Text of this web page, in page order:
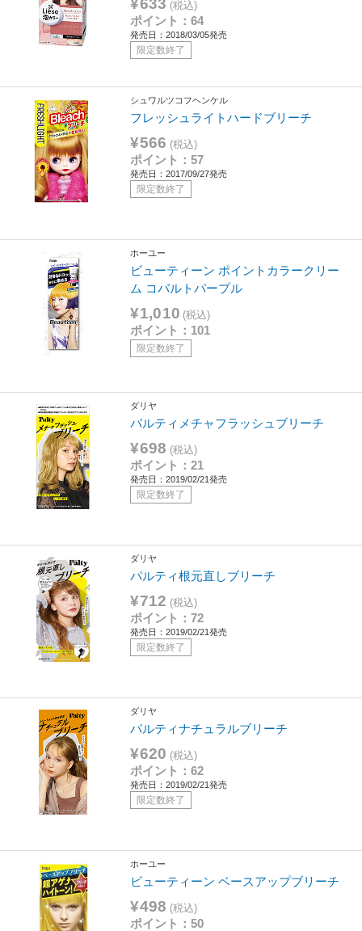
¥633 (税込)
ポイント：64
発売日：2018/03/05発売
限定数終了
シュワルツコフヘンケル
フレッシュライトハードブリーチ
¥566 (税込)
ポイント：57
発売日：2017/09/27発売
限定数終了
ホーユー
ビューティーン ポイントカラークリー
ム コバルトパープル
¥1,010 (税込)
ポイント：101
限定数終了
ダリヤ
パルティメチャフラッシュブリーチ
¥698 (税込)
ポイント：21
発売日：2019/02/21発売
限定数終了
ダリヤ
パルティ根元直しブリーチ
¥712 (税込)
ポイント：72
発売日：2019/02/21発売
限定数終了
ダリヤ
パルティナチュラルブリーチ
¥620 (税込)
ポイント：62
発売日：2019/02/21発売
限定数終了
ホーユー
ビューティーン ベースアップブリーチ
¥498 (税込)
ポイント：50